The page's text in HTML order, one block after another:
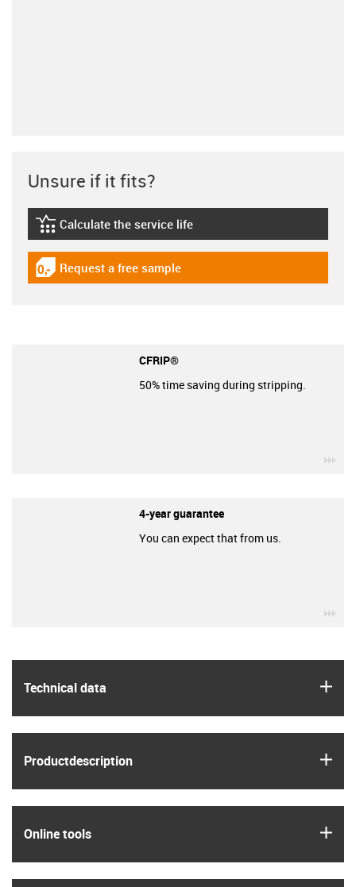
Technical data
Product­description
Online tools
Unsure if it fits?
igus-icon-lebensdauerrechner
Calculate the service life
igus-icon-gratismuster
Request a free sample
CFRIP®
50% time saving during stripping.
4-year guarantee
You can expect that from us.